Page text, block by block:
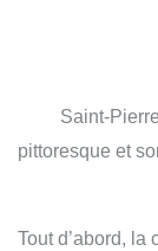
Saint-
pittoresque et
Tout d’abord,